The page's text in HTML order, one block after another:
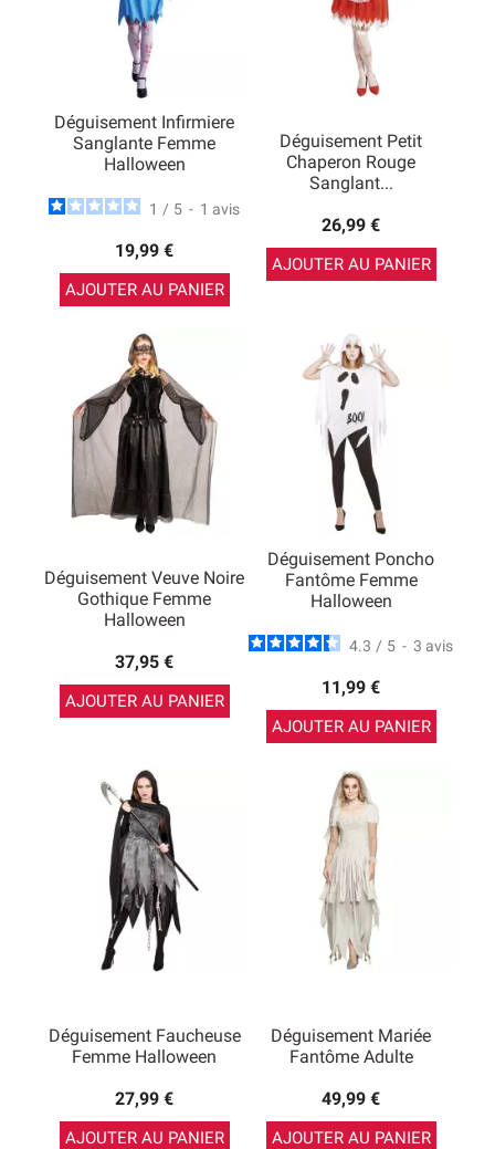
Déguisement Infirmiere
Sanglante Femme
Halloween
1 / 5 - 1 avis
19,99 €
AJOUTER AU PANIER
Déguisement Petit
Chaperon Rouge
Sanglant...
26,99 €
AJOUTER AU PANIER
Déguisement Veuve Noire
Gothique Femme
Halloween
37,95 €
AJOUTER AU PANIER
Déguisement Poncho
Fantôme Femme
Halloween
4.3 / 5 - 3 avis
11,99 €
AJOUTER AU PANIER
Déguisement Faucheuse
Femme Halloween
27,99 €
AJOUTER AU PANIER
Déguisement Mariée
Fantôme Adulte
49,99 €
AJOUTER AU PANIER